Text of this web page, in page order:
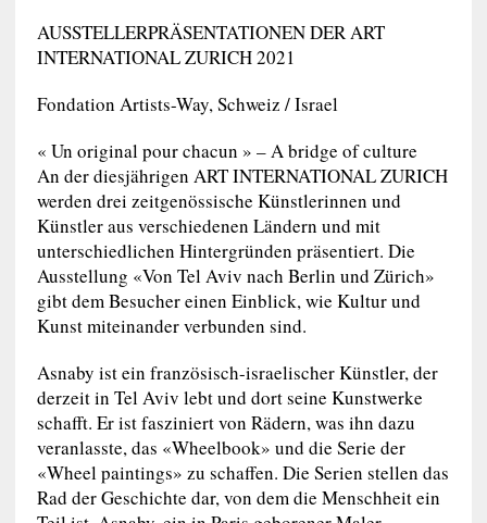
AUSSTELLERPRÄSENTATIONEN DER ART
INTERNATIONAL ZURICH 2021
Fondation Artists-Way, Schweiz / Israel
« Un original pour chacun » – A bridge of culture
An der diesjährigen ART INTERNATIONAL ZURICH
werden drei zeitgenössische Künstlerinnen und
Künstler aus verschiedenen Ländern und mit
unterschiedlichen Hintergründen präsentiert. Die
Ausstellung «Von Tel Aviv nach Berlin und Zürich»
gibt dem Besucher einen Einblick, wie Kultur und
Kunst miteinander verbunden sind.
Asnaby ist ein französisch-israelischer Künstler, der
derzeit in Tel Aviv lebt und dort seine Kunstwerke
schafft. Er ist fasziniert von Rädern, was ihn dazu
veranlasste, das «Wheelbook» und die Serie der
«Wheel paintings» zu schaffen. Die Serien stellen das
Rad der Geschichte dar, von dem die Menschheit ein